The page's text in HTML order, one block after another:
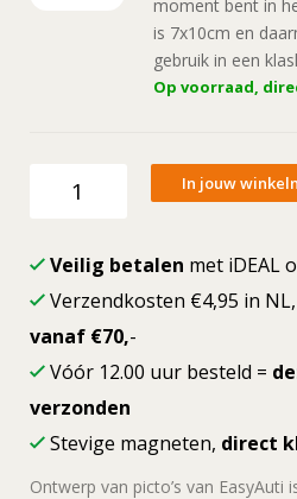
moment bent in
is 7x10cm en
gebruik in een
Op voorraad,
bundle
aantal
In jouw
Veilig betalen met iDEAL
Verzendkosten €4,95 in NL,
vanaf €70,-
Vóór 12.00 uur besteld =
verzonden
Stevige magneten, direct
Ontwerp van picto’s van EasyAuti